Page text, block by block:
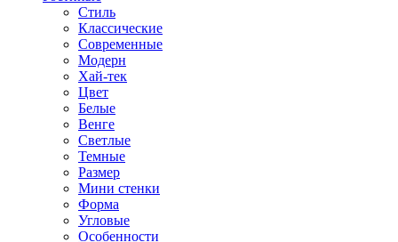
Стиль
Классические
Современные
Модерн
Хай-тек
Цвет
Белые
Венге
Светлые
Темные
Размер
Мини стенки
Форма
Угловые
Особенности